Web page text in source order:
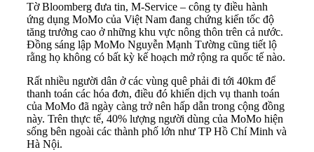
Tờ Bloomberg đưa tin, M-Service – công ty điều hành
ứng dụng MoMo của Việt Nam đang chứng kiến tốc độ
tăng trưởng cao ở những khu vực nông thôn trên cả nước.
Đồng sáng lập MoMo Nguyễn Mạnh Tường cũng tiết lộ
rằng họ không có bất kỳ kế hoạch mở rộng ra quốc tế nào.
Rất nhiều người dân ở các vùng quê phải đi tới 40km để
thanh toán các hóa đơn, điều đó khiến dịch vụ thanh toán
của MoMo đã ngày càng trở nên hấp dẫn trong cộng đồng
này. Trên thực tế, 40% lượng người dùng của MoMo hiện
sống bên ngoài các thành phố lớn như TP Hồ Chí Minh và
Hà Nội.